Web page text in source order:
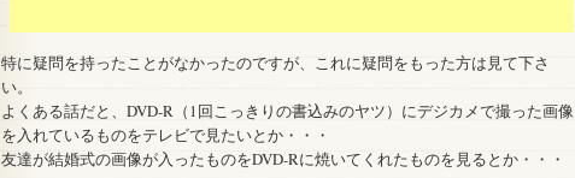
特に疑問を持ったことがなかったのですが、これに疑問をもった方は見て下さ
い。
よくある話だと、DVD-R（1回こっきりの書込みのヤツ）にデジカメで撮った画像
を入れているものをテレビで見たいとか・・・
友達が結婚式の画像が入ったものをDVD-Rに焼いてくれたものを見るとか・・・